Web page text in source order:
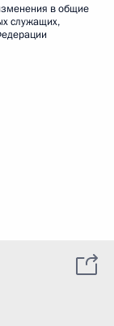
в общие
служащих,